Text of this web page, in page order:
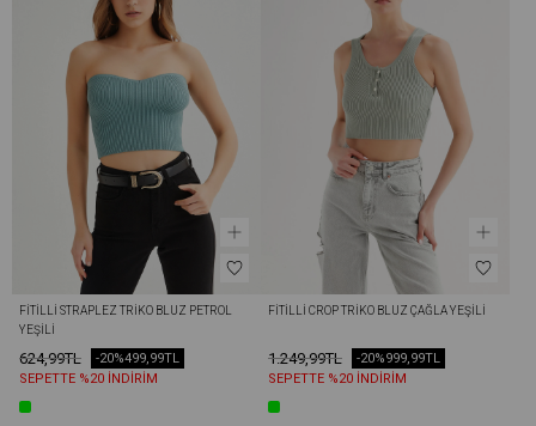
FITILLI STRAPLEZ TRIKO BLUZ PETROL
YEŞILI
624,99TL 499,99TL
-20%
SEPETTE %20 İNDİRİM
FITILLI CROP TRIKO BLUZ ÇAĞLA YEŞILI
1.249,99TL 999,99TL
-20%
SEPETTE %20 İNDİRİM